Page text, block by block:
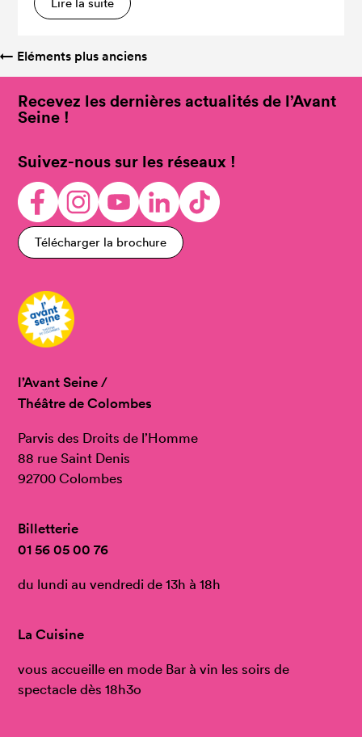
← Eléments plus anciens
Recevez les dernières actualités de l’Avant
Seine !
Suivez-nous sur les réseaux !
Télécharger la brochure
l’Avant Seine /
Théâtre de Colombes
Parvis des Droits de l’Homme
88 rue Saint Denis
92700 Colombes
Billetterie
01 56 05 00 76
du lundi au vendredi de 13h à 18h
La Cuisine
vous accueille en mode Bar à vin les soirs de
spectacle dès 18h3o